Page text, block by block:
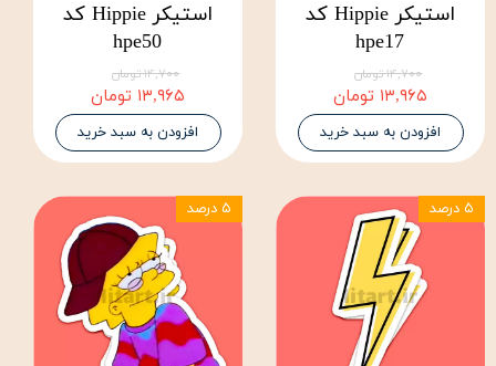
استیکر Hippie کد
hpe17
۱۴,۷۰۰ تومان
۱۳,۹۶۵ تومان
افزودن به سبد خرید
استیکر Hippie کد
hpe50
۱۴,۷۰۰ تومان
۱۳,۹۶۵ تومان
افزودن به سبد خرید
۵ درصد ۵ درصد